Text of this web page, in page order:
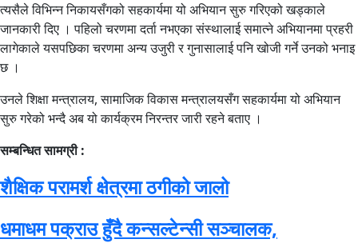
त्यसैले विभिन्न निकायसँगको सहकार्यमा यो अभियान सुरु गरिएको खड्काले
जानकारी दिए । पहिलो चरणमा दर्ता नभएका संस्थालाई समात्ने अभियानमा प्रहरी
लागेकाले यसपछिका चरणमा अन्य उजुरी र गुनासालाई पनि खोजी गर्ने उनको भनाइ
छ ।
उनले शिक्षा मन्त्रालय, सामाजिक विकास मन्त्रालयसँग सहकार्यमा यो अभियान
सुरु गरेको भन्दै अब यो कार्यक्रम निरन्तर जारी रहने बताए ।
सम्बन्धित सामग्री :
शैक्षिक परामर्श क्षेत्रमा ठगीको जालो
धमाधम पक्राउ हुँदै कन्सल्टेन्सी सञ्चालक,